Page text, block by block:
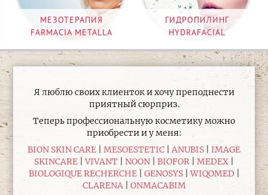
МЕЗОТЕРАПИЯ
FARMACIA METALLA
ГИДРОПИЛИНГ
HYDRAFACIAL
Я люблю своих клиенток и хочу преподнести
приятный сюрприз.
Теперь профессиональную косметику можно
приобрести и у меня:
BION SKIN CARE
MESOESTETIC ANUBIS
IMAGE
SKINCARE
VIVANT NOON BIOFOR
MEDEX
BIOLOGIQUE RECHERCHE
GENOSYS
WIQOMED
CLARENA
ONMACABIM